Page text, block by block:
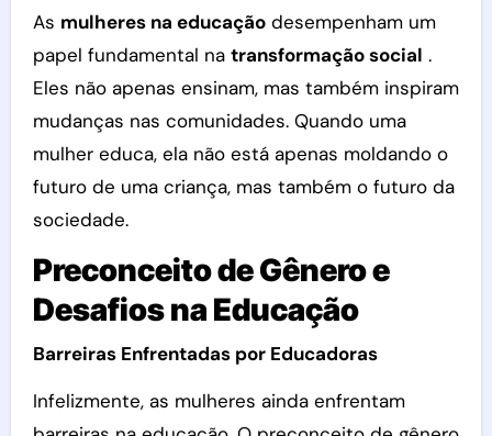
As mulheres na educaçãodesempenham um
papel fundamental na transformação social .
Eles não apenas ensinam, mas também inspiram
mudanças nas comunidades. Quando uma
mulher educa, ela não está apenas moldando o
futuro de uma criança, mas também o futuro da
sociedade.
Preconceito de Gênero e
Desafios na Educação
Barreiras Enfrentadas por Educadoras
Infelizmente, as mulheres ainda enfrentam